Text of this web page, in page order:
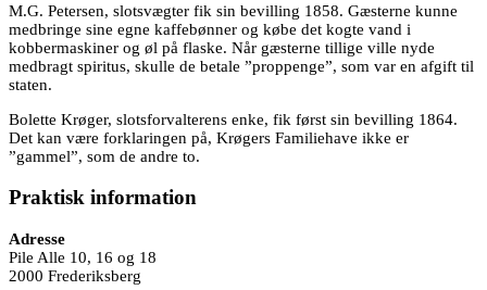
M.G. Petersen, slotsvægter fik sin bevilling 1858. Gæsterne kunne
medbringe sine egne kaffebønner og købe det kogte vand i
kobbermaskiner og øl på flaske. Når gæsterne tillige ville nyde
medbragt spiritus, skulle de betale ”proppenge”, som var en afgift til
staten.
Bolette Krøger, slotsforvalterens enke, fik først sin bevilling 1864.
Det kan være forklaringen på, Krøgers Familiehave ikke er
”gammel”, som de andre to.
Praktisk information
Adresse
Pile Alle 10, 16 og 18
2000 Frederiksberg